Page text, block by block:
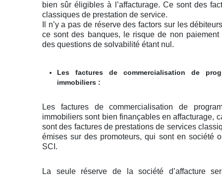
bien sûr éligibles à l’affacturage. Ce sont des
classiques de prestation de service.
Il n’y a pas de réserve des factors sur les
ce sont des banques, le risque de non paiement
des questions de solvabilité étant nul.
Les factures de commercialisation de
immobiliers :
Les factures de commercialisation de
immobiliers sont bien finançables en affacturage,
sont des factures de prestations de services
émises sur des promoteurs, qui sont en société
SCI.
La seule réserve de la société d’affacture